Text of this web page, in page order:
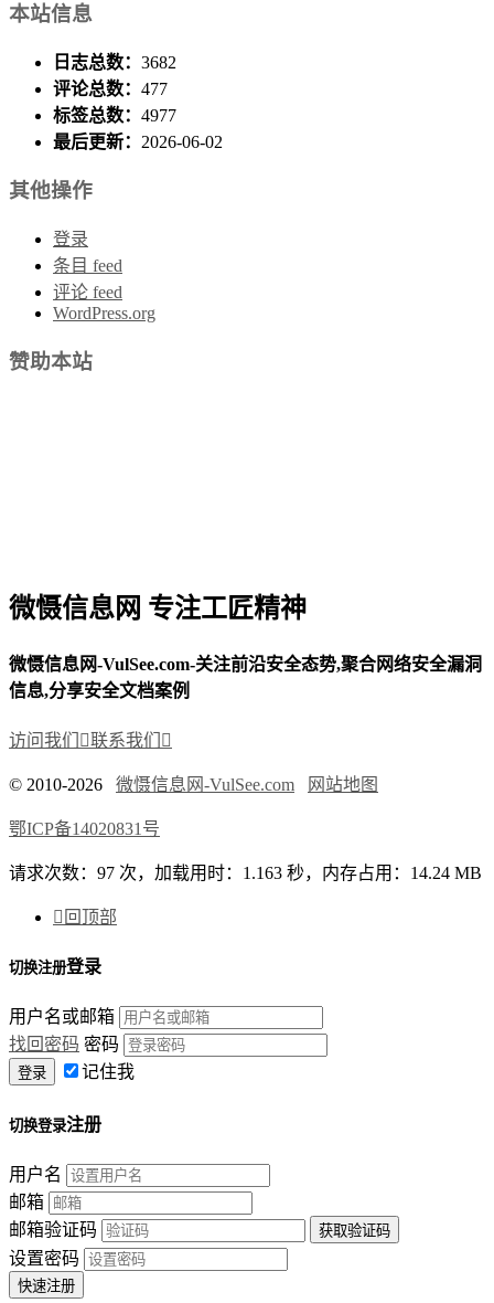
本站信息
日志总数： 3682
评论总数： 477
标签总数： 4977
最后更新： 2026-06-02
其他操作
登录
条目 feed
评论 feed
WordPress.org
赞助本站
微慑信息网 专注工匠精神
微慑信息网-VulSee.com-关注前沿安全态势,聚合网络安全漏洞
信息,分享安全文档案例
访问我们 联系我们 
© 2010-2026 微慑信息网-VulSee.com 网站地图
鄂ICP备14020831号
请求次数：97 次，加载用时：1.163 秒，内存占用：14.24 MB
 回顶部
切换注册登录
用户名或邮箱
找回密码 密码
记住我
切换登录注册
用户名
邮箱
邮箱验证码
设置密码